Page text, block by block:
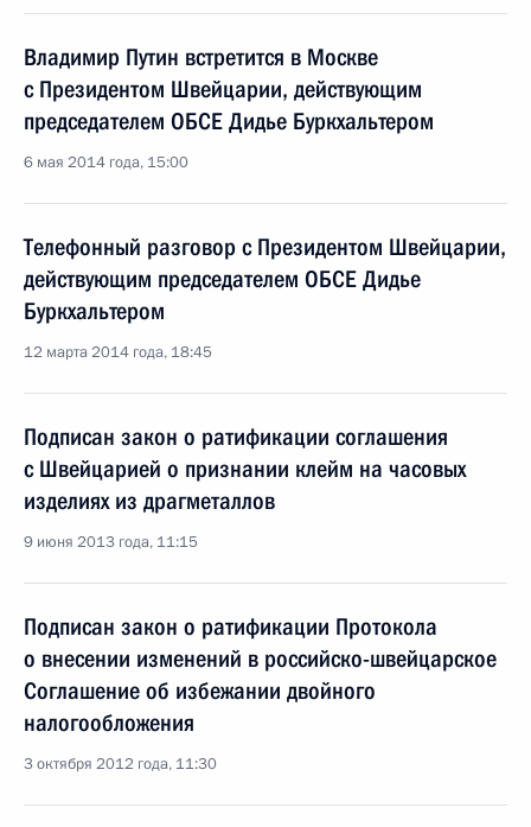
Владимир Путин встретится в Москве
с Президентом Швейцарии, действующим
председателем ОБСЕ Дидье Буркхальтером
6 мая 2014 года, 15:00
Телефонный разговор с Президентом Швейцарии,
действующим председателем ОБСЕ Дидье
Буркхальтером
12 марта 2014 года, 18:45
Подписан закон о ратификации соглашения
с Швейцарией о признании клейм на часовых
изделиях из драгметаллов
9 июня 2013 года, 11:15
Подписан закон о ратификации Протокола
о внесении изменений в российско-швейцарское
Соглашение об избежании двойного
налогообложения
3 октября 2012 года, 11:30